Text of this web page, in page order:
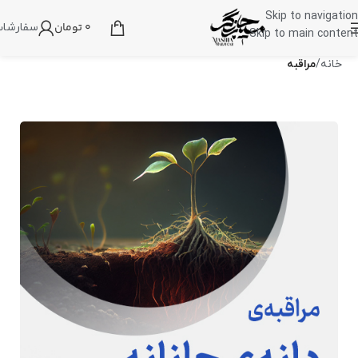
Skip to navigation
Skip to main content
0تومان
خانه مراقبه